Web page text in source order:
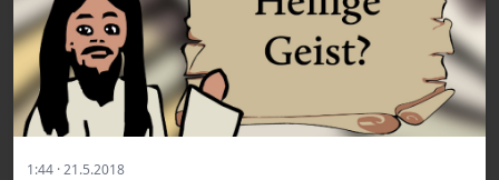
1:44 · 21.5.2018